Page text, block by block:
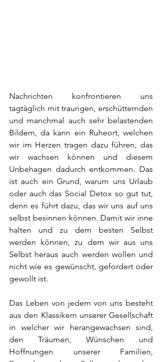
Nachrichten konfrontieren uns
tagtäglich mit traurigen, erschütternden
und manchmal auch sehr belastenden
Bildern, da kann ein Ruheort, welchen
wir im Herzen tragen dazu führen, das
wir wachsen können und diesem
Unbehagen dadurch entkommen. Das
ist auch ein Grund, warum uns Urlaub
oder auch das Social Detox so gut tut,
denn es führt dazu, das wir uns auf uns
selbst besinnen können. Damit wir inne
halten und zu dem besten Selbst
werden können, zu dem wir aus uns
Selbst heraus auch werden wollen und
nicht wie es gewünscht, gefordert oder
gewollt ist.
Das Leben von jedem von uns besteht
aus den Klassikern unserer Gesellschaft
in welcher wir herangewachsen sind,
den Träumen, Wünschen und
Hoffnungen unserer Familien,